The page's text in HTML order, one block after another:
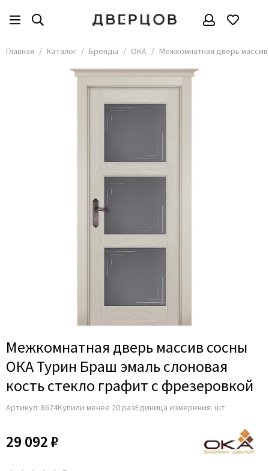
Бренды
Все товары
Aldeghi Luigi
Archie
Armadillo
Aurum Doors
Bravo
Главная Каталог Бренды ОКА Межкомнатная дверь
Межкомнатная дверь массив сосны
ОКА Турин Браш эмаль слоновая
кость стекло графит с фрезеровкой
Артикул: 8674Купили менее 20 разЕдиница измерения: шт
29 092 ₽